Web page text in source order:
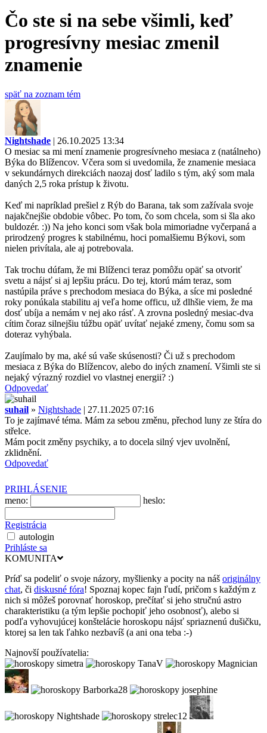
Čo ste si na sebe všimli, keď
progresívny mesiac zmenil
znamenie
späť na zoznam tém
Nightshade | 26.10.2025 13:34
O mesiac sa mi mení znamenie progresívneho mesiaca z (natálneho)
Býka do Blížencov. Včera som si uvedomila, že znamenie mesiaca
v sekundárnych direkciách naozaj dosť ladilo s tým, aký som mala
daných 2,5 roka prístup k životu.
Keď mi napríklad prešiel z Rýb do Barana, tak som zažívala svoje
najakčnejšie obdobie vôbec. Po tom, čo som chcela, som si šla ako
buldozér. :)) Na jeho konci som však bola mimoriadne vyčerpaná a
prirodzený progres k stabilnému, hoci pomalšiemu Býkovi, som
nielen privítala, ale aj potrebovala.
Tak trochu dúfam, že mi Blíženci teraz pomôžu opäť sa otvoriť
svetu a nájsť si aj lepšiu prácu. Do tej, ktorú mám teraz, som
nastúpila práve s prechodom mesiaca do Býka, a síce mi posledné
roky ponúkala stabilitu aj veľa home officu, už dlhšie viem, že ma
dosť ubíja a nemám v nej ako rásť. A zrovna posledný mesiac-dva
cítim čoraz silnejšiu túžbu opäť uvítať nejaké zmeny, čomu som sa
doteraz vyhýbala.
Zaujímalo by ma, aké sú vaše skúsenosti? Či už s prechodom
mesiaca z Býka do Blížencov, alebo do iných znamení. Všimli ste si
nejaký výrazný rozdiel vo vlastnej energii? :)
Odpovedať
suhail » Nightshade | 27.11.2025 07:16
To je zajímavé téma. Mám za sebou změnu, přechod luny ze štíra do
střelce.
Mám pocit změny psychiky, a to docela silný vjev uvolnění,
zklidnění.
Odpovedať
PRIHLÁSENIE
meno:
heslo:
Registrácia
autologin
Prihláste sa
KOMUNITA
Príď sa podeliť o svoje názory, myšlienky a pocity na náš originálny
chat, či diskusné fóra! Spoznaj kopec fajn ľudí, pričom s každým z
nich si môžeš porovnať horoskop, prečítať si jeho stručnú astro
charakteristiku (a tým lepšie pochopiť jeho osobnosť), alebo si
podľa vyhovujúcej konštelácie horoskopu nájsť spriaznenú dušičku,
ktorej sa len tak ľahko nezbavíš (a ani ona teba :-)
Najnovší používatelia: